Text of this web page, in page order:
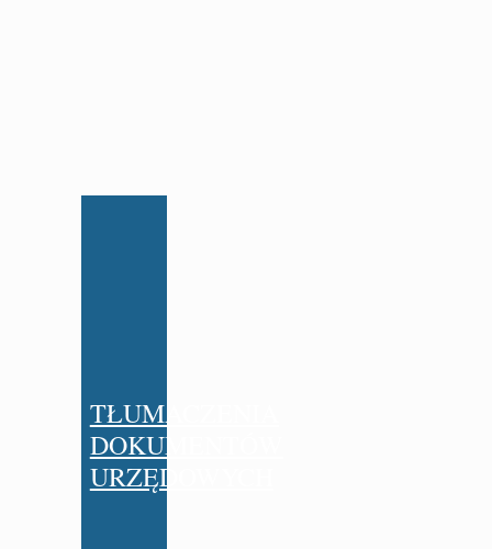
TŁUMACZENIA
DOKUMENTÓW
URZĘDOWYCH